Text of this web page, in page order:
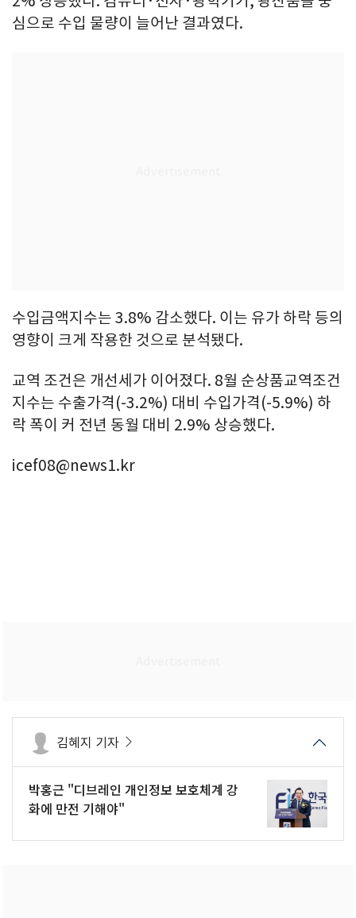
심으로 수입 물량이 늘어난 결과였다.
수입금액지수는 3.8% 감소했다. 이는 유가 하락 등의
영향이 크게 작용한 것으로 분석됐다.
교역 조건은 개선세가 이어졌다. 8월 순상품교역조건
지수는 수출가격(-3.2%) 대비 수입가격(-5.9%) 하
락 폭이 커 전년 동월 대비 2.9% 상승했다.
icef08@news1.kr
김혜지 기자
박홍근 "디브레인 개인정보 보호체계 강
화에 만전 기해야"